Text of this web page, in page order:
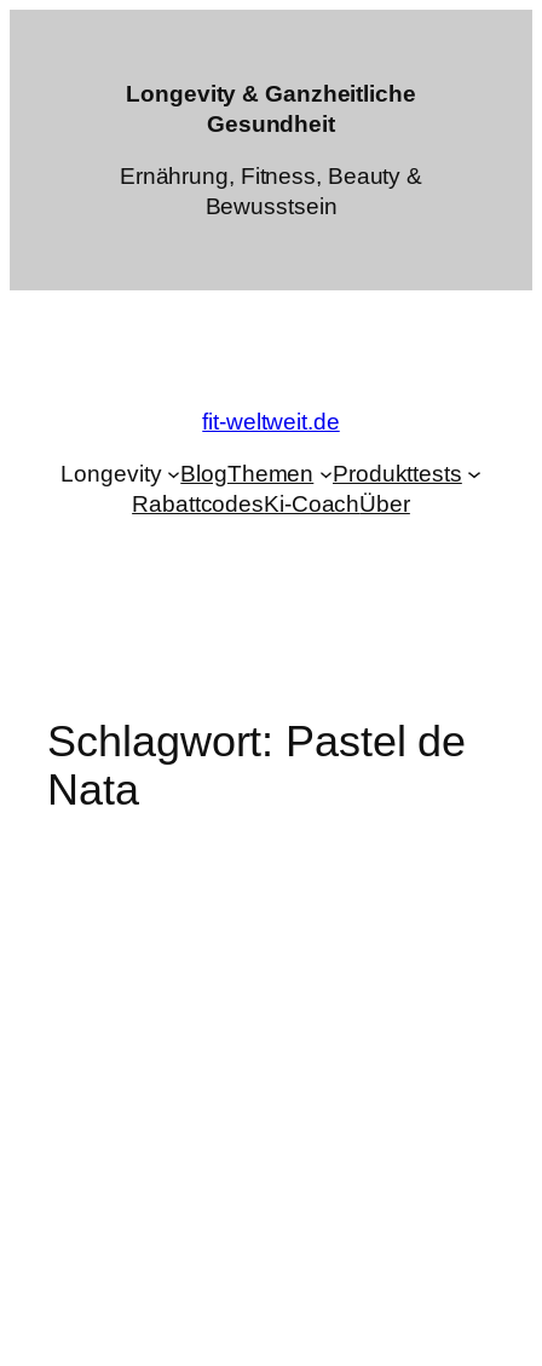
Longevity & Ganzheitliche
Gesundheit
Ernährung, Fitness, Beauty &
Bewusstsein
fit-weltweit.de
Longevity BlogThemen
Produkttests
RabattcodesKi-CoachÜber
Schlagwort: Pastel de
Nata